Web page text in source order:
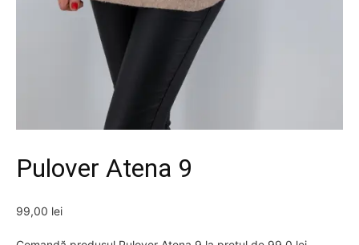
Pulover Atena 9
99,00 lei